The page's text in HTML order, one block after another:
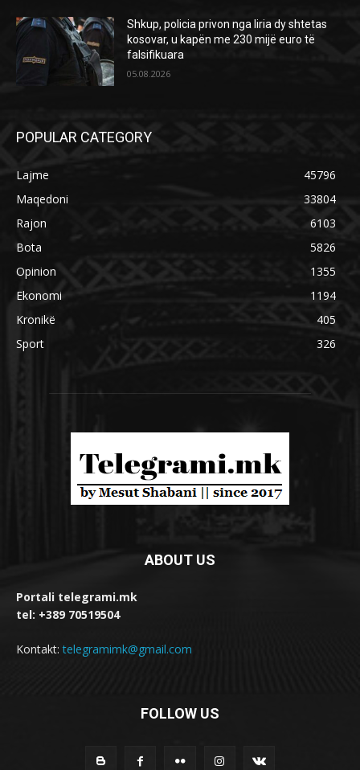
Shkup, policia privon nga liria dy shtetas
kosovar, u kapën me 230 mijë euro të
falsifikuara
05.08.2026
POPULAR CATEGORY
Lajme
45796
Maqedoni
33804
Rajon
6103
Bota
5826
Opinion
1355
Ekonomi
1194
Kronikë
405
Sport
326
ABOUT US
Portali telegrami.mk
tel: +389 70519504
Kontakt:telegramimk@gmail.com
FOLLOW US